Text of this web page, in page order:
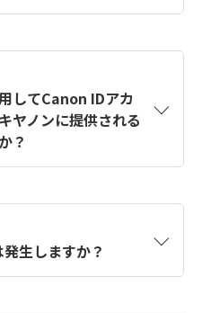
【カメラ】Canon IDとは
作成方法は？をご確認く
してCanon IDアカ
ヤノンに提供される
？
得します。アカウントを
、この情報を使用して
ムを入力します。
生しますか？